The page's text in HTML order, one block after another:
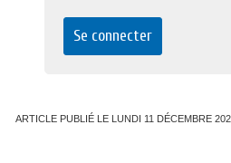
ARTICLE PUBLIÉ LE LUNDI 11 DÉCEMBRE